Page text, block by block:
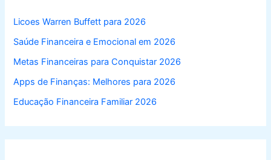
Licoes Warren Buffett para 2026
Saúde Financeira e Emocional em 2026
Metas Financeiras para Conquistar 2026
Apps de Finanças: Melhores para 2026
Educação Financeira Familiar 2026